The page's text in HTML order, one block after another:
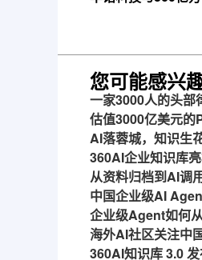
您可能感兴
一家3000人的头部
估值3000亿美元的
AI落蓉城，知识生
360AI企业知识库
从资料归档到AI调
中国企业级AI
企业级Agent如何
海外AI社区关注中
360AI知识库 3.0